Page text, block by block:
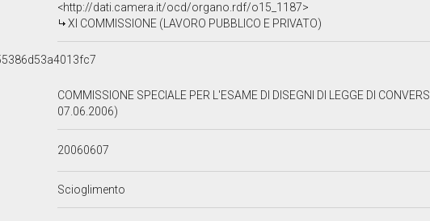
<http://dati.camera.it/ocd/organo.rdf/o15_1187>
XI COMMISSIONE (LAVORO PUBBLICO E PRIVATO)
COMMISSIONE SPECIALE PER L'ESAME DI DISEGNI DI LEGGE DI
07.06.2006)
20060607
Scioglimento